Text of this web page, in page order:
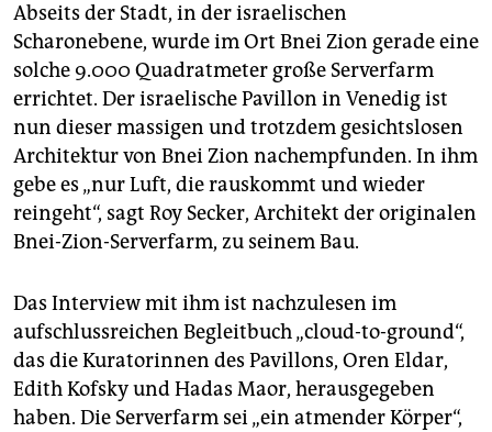
Abseits der Stadt, in der israelischen
Scharonebene, wurde im Ort Bnei Zion gerade eine
solche 9.000 Quadratmeter große Serverfarm
errichtet. Der israelische Pavillon in Venedig ist
nun dieser massigen und trotzdem gesichtslosen
Architektur von Bnei Zion nachempfunden. In ihm
gebe es „nur Luft, die rauskommt und wieder
reingeht“, sagt Roy Secker, Architekt der originalen
Bnei-Zion-Serverfarm, zu seinem Bau.
Das Interview mit ihm ist nachzulesen im
aufschlussreichen Begleitbuch „cloud-to-ground“,
das die Kuratorinnen des Pavillons, Oren Eldar,
Edith Kofsky und Hadas Maor, herausgegeben
haben. Die Serverfarm sei „ein atmender Körper“,